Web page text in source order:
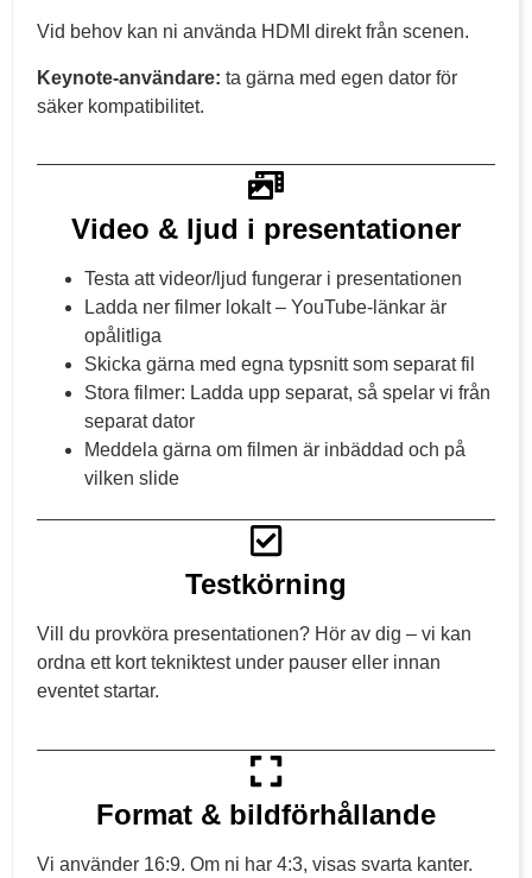
Vid behov kan ni använda HDMI direkt från scenen.
Keynote-användare: ta gärna med egen dator för
säker kompatibilitet.
Video & ljud i presentationer
Testa att videor/ljud fungerar i presentationen
Ladda ner filmer lokalt – YouTube-länkar är
opålitliga
Skicka gärna med egna typsnitt som separat fil
Stora filmer: Ladda upp separat, så spelar vi från
separat dator
Meddela gärna om filmen är inbäddad och på
vilken slide
Testkörning
Vill du provköra presentationen? Hör av dig – vi kan
ordna ett kort tekniktest under pauser eller innan
eventet startar.
Format & bildförhållande
Vi använder 16:9. Om ni har 4:3, visas svarta kanter.